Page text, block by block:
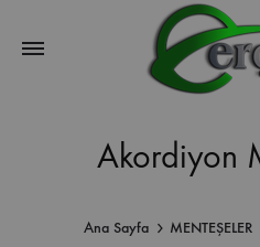
Akordiyon
Ana Sayfa MENTEŞELER